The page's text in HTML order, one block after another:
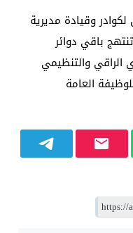
وقيادة مديرية
باقي دوائر
الراقي والتنظيمي
العامة